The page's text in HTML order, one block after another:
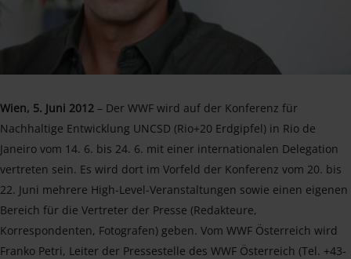
Wien, 5. Juni 2012 – Der WWF wird auf der Konferenz für
Nachhaltige Entwicklung UNCSD (Rio+20 Erdgipfel) in Rio de
Janeiro vom 14. 6. bis 24. 6. mit einer internationalen Delegation
vertreten sein. Es wird dort im Vorfeld der Konferenz vom 20. bis
22. Juni mehrere High-Level-Veranstaltungen sowie einen eigenen
Bereich für die Vertreter der Presse (Redakteure,
Korrespondenten, Fotografen) geben. Vom WWF Österreich wird
Franko Petri, Leiter der Pressestelle des WWF Österreich (Tel. +43-